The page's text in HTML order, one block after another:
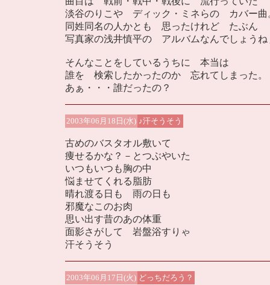
淡谷のりこや ディック・ミネらの カバー曲
同姓同名の人かとも 思ったけれど たぶん
写真家の浅井慎平の アルバムなんでしょうね
そんなことをしているうちに 本当は
誰を 検索したかったのか 忘れてしまった。
あぁ・・・誰だったの？
2003年06月18日(水) ♪汗そうそう
古めのバスタオル敷いて
痩せるかな？－とつぶやいた
いつもいつも胸の中
悩ませてくれる脂肪
晴れ渡る日も 雨の日も
邪魔なこのお肉
思い出す昔のあの体重
面影さがして 岩盤浴すりゃ
汗そうそう
2003年06月17日(火) どっちだろう？